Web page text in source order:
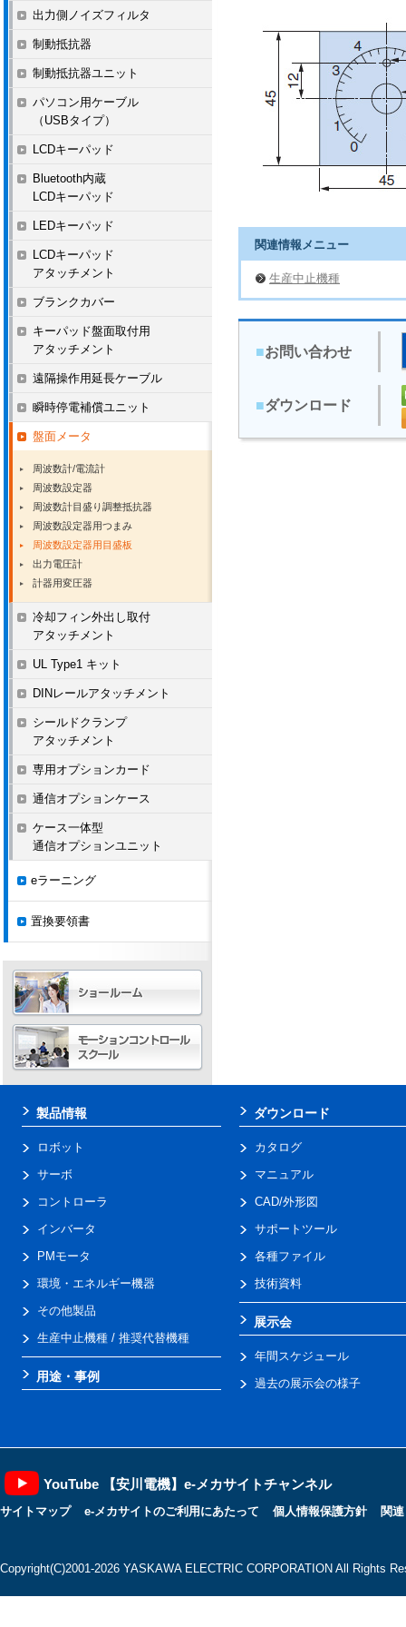
関連情報メニュー
生産中止機種
■お問い合わせ
■ダウンロード
出力側ノイズフィルタ
制動抵抗器
制動抵抗器ユニット
パソコン用ケーブル
（USBタイプ）
LCDキーパッド
Bluetooth内蔵
LCDキーパッド
LEDキーパッド
LCDキーパッド
アタッチメント
ブランクカバー
キーパッド盤面取付用
アタッチメント
遠隔操作用延長ケーブル
瞬時停電補償ユニット
盤面メータ
周波数計/電流計
周波数設定器
周波数計目盛り調整抵抗器
周波数設定器用つまみ
周波数設定器用目盛板
出力電圧計
計器用変圧器
冷却フィン外出し取付
アタッチメント
UL Type1 キット
DINレールアタッチメント
シールドクランプ
アタッチメント
専用オプションカード
通信オプションケース
ケース一体型
通信オプションユニット
eラーニング
置換要領書
製品情報
ロボット
サーボ
コントローラ
インバータ
PMモータ
環境・エネルギー機器
その他製品
生産中止機種 / 推奨代替機種
用途・事例
ダウンロード
カタログ
マニュアル
CAD/外形図
サポートツール
各種ファイル
技術資料
展示会
年間スケジュール
過去の展示会の様子
YouTube 【安川電機】e-メカサイトチャンネル
サイトマップ e-メカサイトのご利用にあたって 個人情報保護方針 関
Copyright(C)2001‐2026 YASKAWA ELECTRIC CORPORATION All Rights